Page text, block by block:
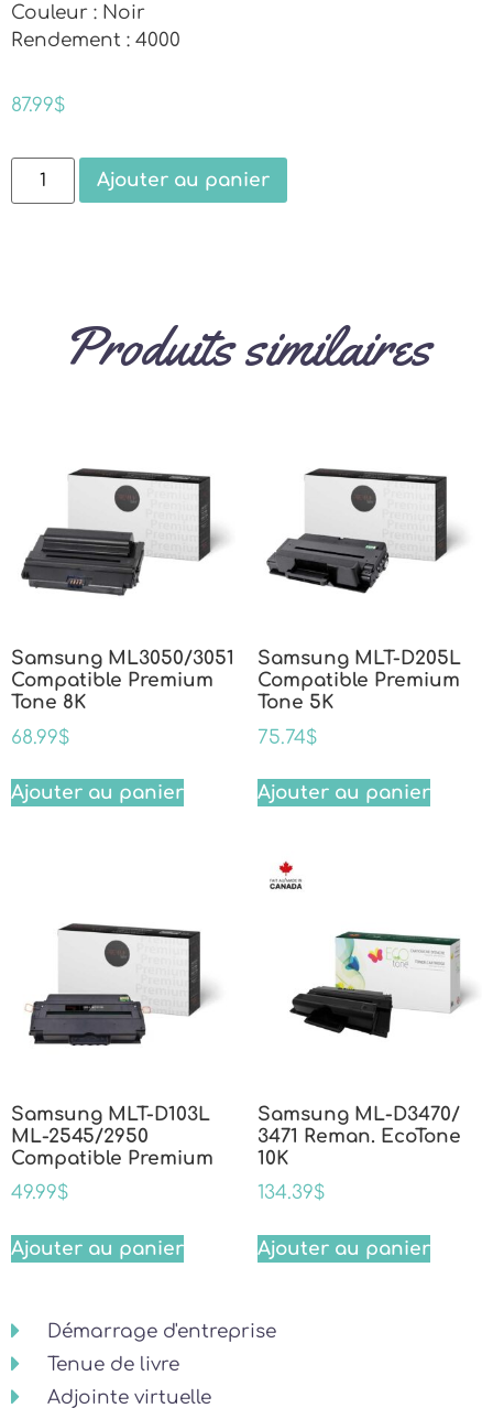
Couleur : Noir
Rendement : 4000
87.99$
Ajouter au panier
Produits similaires
Samsung ML3050/3051
Compatible Premium
Tone 8K
68.99$
Ajouter au panier
Samsung MLT-D205L
Compatible Premium
Tone 5K
75.74$
Ajouter au panier
Samsung MLT-D103L
ML-2545/2950
Compatible Premium
49.99$
Ajouter au panier
Samsung ML-D3470/
3471 Reman. EcoTone
10K
134.39$
Ajouter au panier
Démarrage d'entreprise
Tenue de livre
Adjointe virtuelle